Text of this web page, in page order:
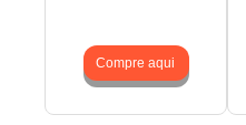
Compre aqui